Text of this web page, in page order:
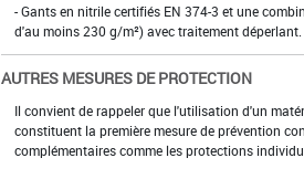
- Gants en nitrile certifiés EN 374-3 et une
d'au moins 230 g/m²) avec traitement déperlant.
AUTRES MESURES DE PROTECTION
Il convient de rappeler que l'utilisation d'un
constituent la première mesure de prévention
complémentaires comme les protections